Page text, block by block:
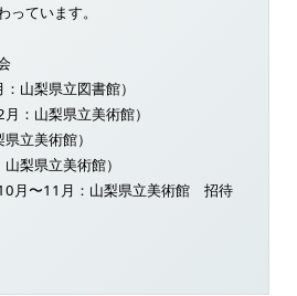
ています。
山梨県立図書館）
：山梨県立美術館）
立美術館）
梨県立美術館）
月〜11月：山梨県立美術館 招待